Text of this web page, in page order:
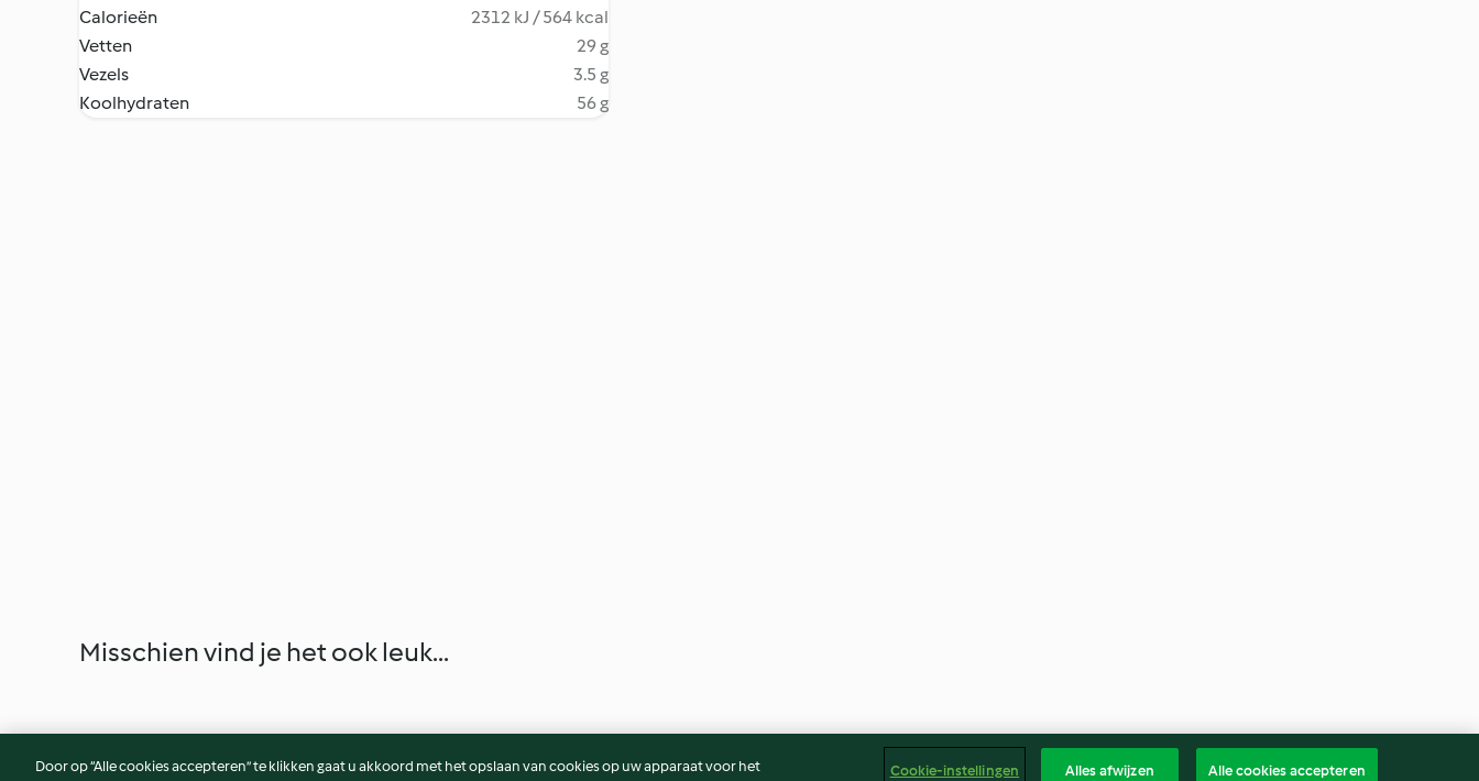
Calorieën
2312 kJ / 564 kcal
Vetten
29 g
Vezels
3.5 g
Koolhydraten
56 g
Misschien vind je het ook leuk...
Door op “Alle cookies accepteren” te klikken gaat u akkoord met het opslaan van cookies op uw apparaat voor het
Cookie-instellingen Alles afwijzen Alle cookies accepteren